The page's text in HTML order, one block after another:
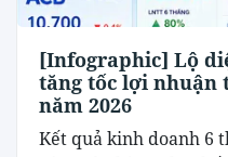
[Infographic] Lộ
tăng tốc lợi nhuận
năm 2026
Kết quả kinh doanh 6